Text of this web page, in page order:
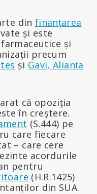
din finanțarea
și este
și
precum
și Gavi, Alianța
că opoziția
în creștere.
(S.444) pe
care fiecare
– care cere
acordurile
pentru
(H.R.1425)
din SUA.